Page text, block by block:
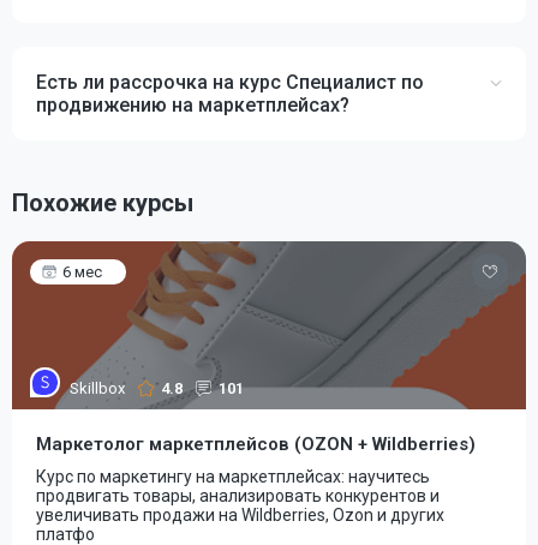
Есть ли рассрочка на курс Специалист по
продвижению на маркетплейсах?
Похожие курсы
6 мес
Skillbox 4.8 101
Маркетолог маркетплейсов (OZON + Wildberries)
Курс по маркетингу на маркетплейсах: научитесь
продвигать товары, анализировать конкурентов и
увеличивать продажи на Wildberries, Ozon и других
платфо